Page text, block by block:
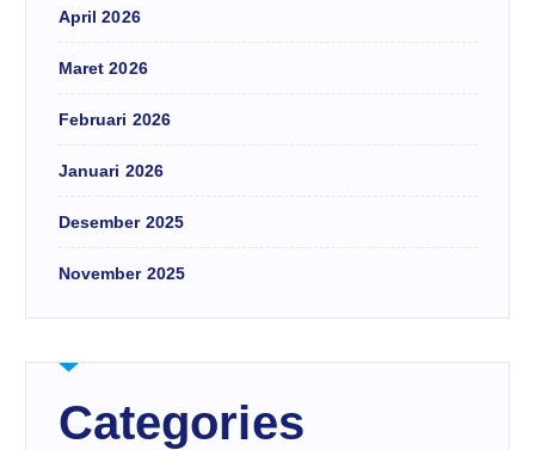
April 2026
Maret 2026
Februari 2026
Januari 2026
Desember 2025
November 2025
Categories